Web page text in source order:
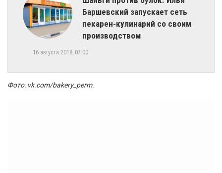
Баршевский запускает сеть
пекарен-кулинарий со своим
производством
16 августа 2018, 07:00
Фото: vk.com/bakery_perm.